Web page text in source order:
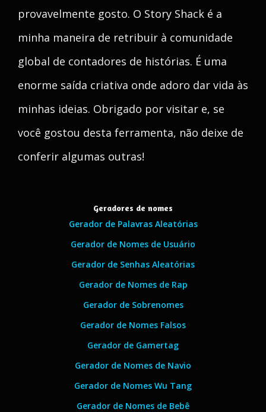
provavelmente gosto. O Story Shack é a
minha maneira de retribuir à comunidade
global de contadores de histórias. É uma
enorme saída criativa onde adoro dar vida às
minhas ideias. Obrigado por visitar e, se
você gostou desta ferramenta, não deixe de
conferir algumas outras!
Geradores de nomes
Gerador de Palavras Aleatórias
Gerador de Nomes de Usuário
Gerador de Senhas Aleatórias
Gerador de Nomes de Rap
Gerador de Sobrenomes
Gerador de Nomes Falsos
Gerador de Gamertag
Gerador de Nomes de Navio
Gerador de Nomes Wu Tang
Gerador de Nomes de Bebê